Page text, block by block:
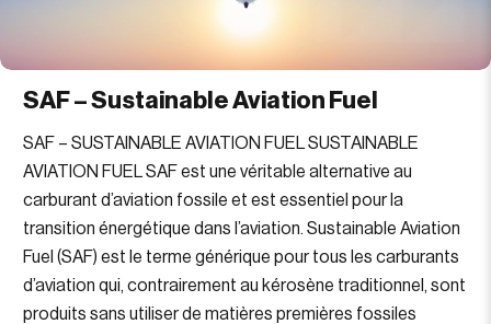
SAF – Sustainable Aviation Fuel
SAF – SUSTAINABLE AVIATION FUEL SUSTAINABLE
AVIATION FUEL SAF est une véritable alternative au
carburant d’aviation fossile et est essentiel pour la
transition énergétique dans l’aviation. Sustainable Aviation
Fuel (SAF) est le terme générique pour tous les carburants
d’aviation qui, contrairement au kérosène traditionnel, sont
produits sans utiliser de matières premières fossiles